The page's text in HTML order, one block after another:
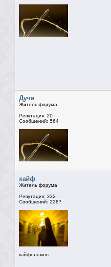
Дуче
Житель форума
Репутация: 20
Сообщений: 564
кайф
Житель форума
Репутация: 332
Сообщений: 2287
кайфоломов